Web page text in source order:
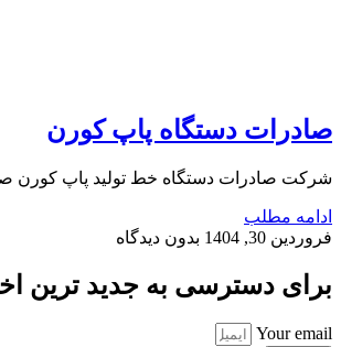
صادرات دستگاه پاپ کورن
شرکت صادرات دستگاه خط تولید پاپ کورن
ادامه مطلب
فروردین 30, 1404
بدون دیدگاه
برای دسترسی به جدید ترین
Your email